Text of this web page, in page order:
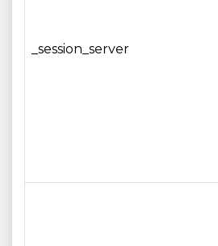
_session_server